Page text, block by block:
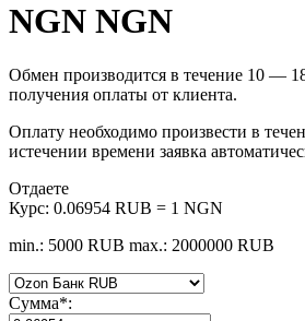
NGN NGN
Обмен производится в течение 10 —
получения оплаты от клиента.
Оплату необходимо произвести в
истечении времени заявка
Отдаете
Курс: 0.06954 RUB = 1 NGN
min.: 5000 RUB max.: 2000000 RUB
Сумма*: